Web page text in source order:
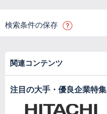
検索条件の保存
関連コンテンツ
注目の大手・優良企業特集